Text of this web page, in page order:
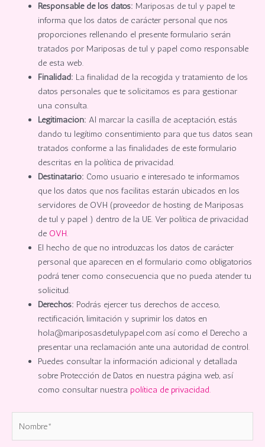
Responsable de los datos: Mariposas de tul y papel te
informa que los datos de carácter personal que nos
proporciones rellenando el presente formulario serán
tratados por Mariposas de tul y papel como responsable
de esta web.
Finalidad: La finalidad de la recogida y tratamiento de los
datos personales que te solicitamos es para gestionar
una consulta.
Legitimación: Al marcar la casilla de aceptación, estás
dando tu legítimo consentimiento para que tus datos sean
tratados conforme a las finalidades de este formulario
descritas en la política de privacidad.
Destinatario: Como usuario e interesado te informamos
que los datos que nos facilitas estarán ubicados en los
servidores de OVH (proveedor de hosting de Mariposas
de tul y papel ) dentro de la UE. Ver política de privacidad
de OVH.
El hecho de que no introduzcas los datos de carácter
personal que aparecen en el formulario como obligatorios
podrá tener como consecuencia que no pueda atender tu
solicitud.
Derechos: Podrás ejercer tus derechos de acceso,
rectificación, limitación y suprimir los datos en
hola@mariposasdetulypapel.com así como el Derecho a
presentar una reclamación ante una autoridad de control.
Puedes consultar la información adicional y detallada
sobre Protección de Datos en nuestra página web, así
como consultar nuestra política de privacidad.